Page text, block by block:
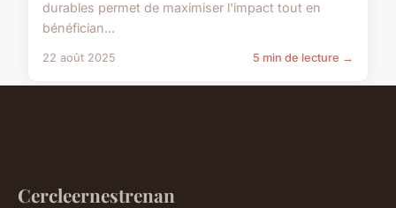
durables permet de maximiser l'impact tout en
bénéfician...
22 août 2025 5 min de lecture →
Cercleernestrenan